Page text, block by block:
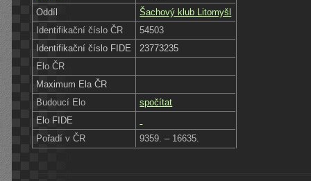
Oddíl
Šachový klub Litomyšl
Identifikační číslo ČR
54503
Identifikační číslo FIDE
23773235
Elo ČR
Maximum Ela ČR
Budoucí Elo
spočítat
Elo FIDE
Pořadí v ČR
9359. – 16635.